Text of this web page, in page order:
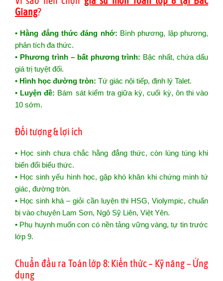
Giang?
• Hằng đẳng thức đáng nhớ: Bình phương, lập phương,
phân tích đa thức.
• Phương trình – bất phương trình: Bậc nhất, chứa dấu
giá trị tuyệt đối.
• Hình học đường tròn: Tứ giác nội tiếp, định lý Talet.
• Luyện đề: Bám sát kiểm tra giữa kỳ, cuối kỳ, ôn thi vào
10 sớm.
Đối tượng & lợi ích
• Học sinh chưa chắc hằng đẳng thức, còn lúng túng khi
biến đổi biểu thức.
• Học sinh yếu hình học, gặp khó khăn khi chứng minh tứ
giác, đường tròn.
• Học sinh khá – giỏi cần luyện thi HSG, Violympic, chuẩn
bị vào chuyên Lam Sơn, Ngô Sỹ Liên, Việt Yên.
• Phụ huynh muốn con có nền tảng vững vàng, tự tin trước
lớp 9.
Chuẩn đầu ra Toán lớp 8: Kiến thức – Kỹ năng – Ứng
dụng